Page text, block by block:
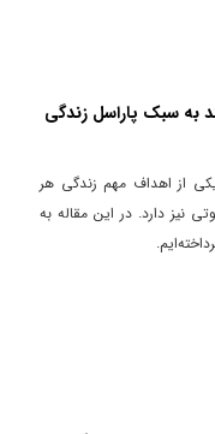
به سبک پاراسل زندگی
از اهداف مهم زندگی هر
نیز دارد. در این مقاله به